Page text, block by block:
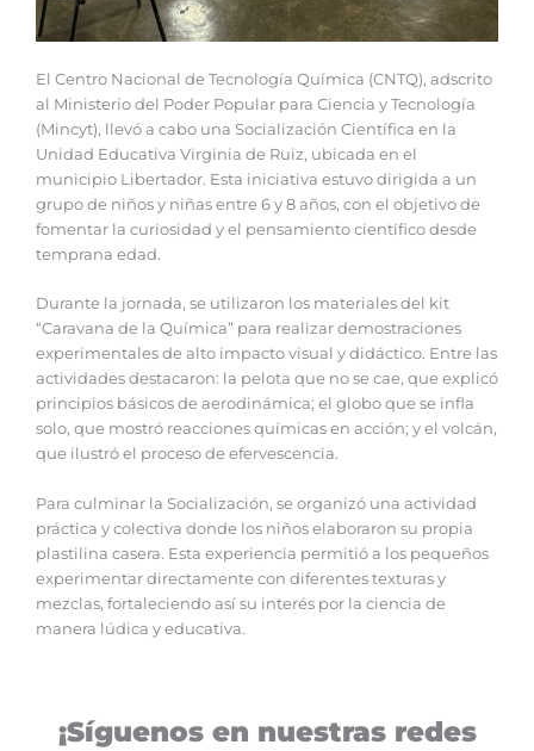
El Centro Nacional de Tecnología Química (CNTQ), adscrito
al Ministerio del Poder Popular para Ciencia y Tecnología
(Mincyt), llevó a cabo una Socialización Científica en la
Unidad Educativa Virginia de Ruiz, ubicada en el
municipio Libertador. Esta iniciativa estuvo dirigida a un
grupo de niños y niñas entre 6 y 8 años, con el objetivo de
fomentar la curiosidad y el pensamiento científico desde
temprana edad.
Durante la jornada, se utilizaron los materiales del kit
“Caravana de la Química” para realizar demostraciones
experimentales de alto impacto visual y didáctico. Entre las
actividades destacaron: la pelota que no se cae, que explicó
principios básicos de aerodinámica; el globo que se infla
solo, que mostró reacciones químicas en acción; y el volcán,
que ilustró el proceso de efervescencia.
Para culminar la Socialización, se organizó una actividad
práctica y colectiva donde los niños elaboraron su propia
plastilina casera. Esta experiencia permitió a los pequeños
experimentar directamente con diferentes texturas y
mezclas, fortaleciendo así su interés por la ciencia de
manera lúdica y educativa.
¡Síguenos en nuestras redes